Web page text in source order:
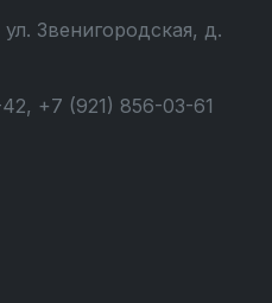
Звенигородская, д.
+7 (921) 856-03-61